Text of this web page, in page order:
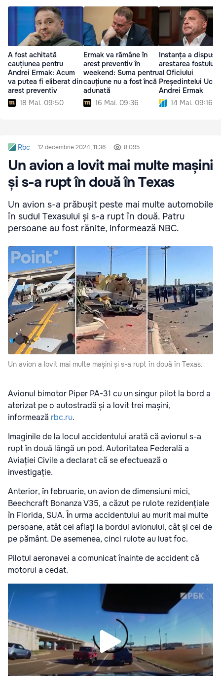
A fost achitată
cauțiunea pentru
Andrei Ermak: Acum
va putea fi eliberat din
arest preventiv
18 Mai. 09:50
Ermak va rămâne în
arest preventiv în
weekend: Suma pentru
cauțiune nu a fost încă
adunată
16 Mai. 09:36
Instanța a dispus
arestarea fostului
al Oficiului
Președintelui
Andrei Ermak
14 Mai. 09:16
Rbc 12 decembrie 2024, 11:36 8 095
Un avion a lovit mai multe mașini
și s-a rupt în două în Texas
Un avion s-a prăbușit peste mai multe automobile
în sudul Texasului și s-a rupt în două. Patru
persoane au fost rănite, informează NBC.
Un avion a lovit mai multe mașini și s-a rupt în două în Texas.
Avionul bimotor Piper PA-31 cu un singur pilot la bord a
aterizat pe o autostradă și a lovit trei mașini,
informează rbc.ru.
Imaginile de la locul accidentului arată că avionul s-a
rupt în două lângă un pod. Autoritatea Federală a
Aviației Civile a declarat că se efectuează o
investigație.
Anterior, în februarie, un avion de dimensiuni mici,
Beechcraft Bonanza V35, a căzut pe rulote rezidențiale
în Florida, SUA. În urma accidentului au murit mai multe
persoane, atât cei aflați la bordul avionului, cât și cei de
pe pământ. De asemenea, cinci rulote au luat foc.
Pilotul aeronavei a comunicat înainte de accident că
motorul a cedat.